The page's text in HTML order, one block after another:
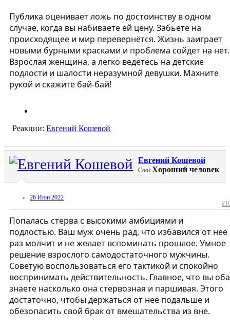
Публика оценивает ложь по достоинству в одном
случае, когда вы набиваете ей цену. Забьете на
происходящее и мир перевернётся. Жизнь заиграет
новыми бурными красками и проблема сойдет на нет.
Взрослая женщина, а легко ведётесь на детские
подлости и шалости неразумной девушки. Махните
рукой и скажите бай-бай!
Реакции: Евгений Кошевой
Евгений Кошевой
Cool Хороший человек
26 Июн 2022
Попалась стерва с высокими амбициями и
подлостью. Ваш муж очень рад, что избавился от нее
раз молчит и не желает вспоминать прошлое. Умное
решение взрослого самодостаточного мужчины.
Советую воспользоваться его тактикой и спокойно
воспринимать действительность. Главное, что вы оба
знаете насколько она стервозная и паршивая. Этого
достаточно, чтобы держаться от неё подальше и
обезопасить свой брак от вмешательства из вне.